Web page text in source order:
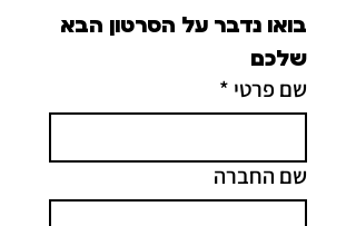
שלכם
שם פרטי *
שם החברה